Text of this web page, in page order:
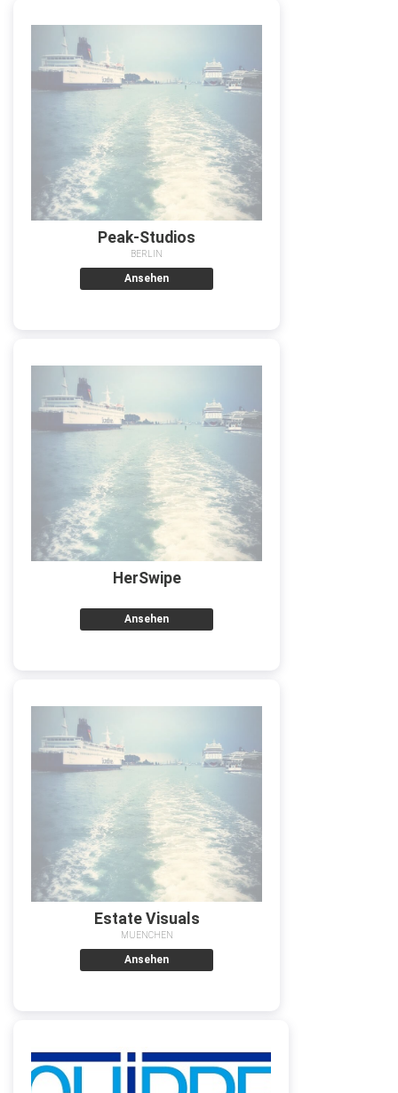
Peak-Studios
BERLIN
Ansehen
HerSwipe
Ansehen
Estate Visuals
MUENCHEN
Ansehen